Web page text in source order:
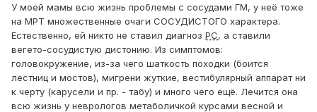
МРТ спины не делала,один очаг у меня самый большой
из всех в стволе головного мозга.ПОДСКАЖИТЕ
ПОЖАЛУЙСТА,У МЕНЯ РАССЕЯНЫЙ СКАЛЕРОЗ ИЛИ
ВСЕТАКИ НЕТ?
Потому что врачи в 2016 году развели руками и все и я
плюнула на них и просто пошла на работу и родила
второго ребенка.Раньше очагов меньше было.
У моей мамы всю жизнь проблемы с сосудами ГМ, у неё тоже
на МРТ множественные очаги СОСУДИСТОГО характера.
Естественно, ей никто не ставил диагноз РС, а ставили
вегето-сосудистую дистонию. Из симптомов:
головокружение, из-за чего шаткость походки (боится
лестниц и мостов), мигрени жуткие, вестибулярный аппарат ни
к черту (карусели и пр. - табу) и много чего ещё. Лечится она
всю жизнь у неврологов метаболичкой курсами весной и